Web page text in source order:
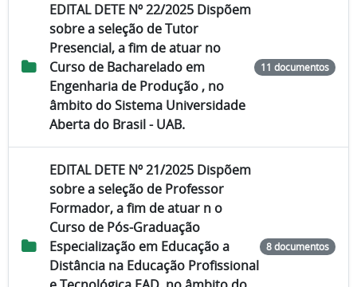
EDITAL DETE Nº 22/2025 Dispõem
sobre a seleção de Tutor
Presencial, a fim de atuar no
Curso de Bacharelado em
Engenharia de Produção , no
âmbito do Sistema Universidade
Aberta do Brasil - UAB.
11 documentos
EDITAL DETE Nº 21/2025 Dispõem
sobre a seleção de Professor
Formador, a fim de atuar n o
Curso de Pós-Graduação
Especialização em Educação a
Distância na Educação Profissional
8 documentos